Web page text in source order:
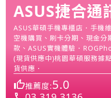
ASUS捷合通
ASUS華碩手機專櫃店．手機
空機購買、刷卡分期、現金
款、ASUS實機體驗．
(現貨供應中)桃園華碩服務
貨供應．
推薦度:5.0